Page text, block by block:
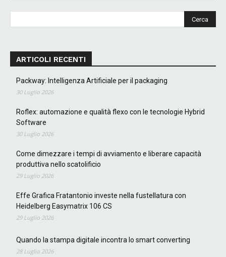
ARTICOLI RECENTI
Packway: Intelligenza Artificiale per il packaging
30 Luglio 2026
Roflex: automazione e qualità flexo con le tecnologie Hybrid
Software
30 Luglio 2026
Come dimezzare i tempi di avviamento e liberare capacità
produttiva nello scatolificio
29 Luglio 2026
Effe Grafica Fratantonio investe nella fustellatura con
Heidelberg Easymatrix 106 CS
29 Luglio 2026
Quando la stampa digitale incontra lo smart converting
28 Luglio 2026